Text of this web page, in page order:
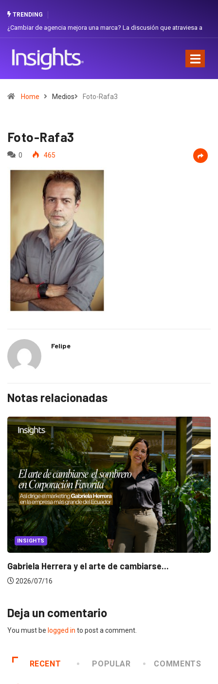
TRENDING
de agencia mejora una marca? La discusión que atraviesa a
Gabriela
Home Medios Foto-Rafa3
Foto-Rafa3
0 465
Felipe
Notas relacionadas
INSIGHTS
Gabriela Herrera y el arte de cambiarse...
2026/07/16
Deja un comentario
You must be logged in to post a comment.
RECENT POPULAR COMMENTS